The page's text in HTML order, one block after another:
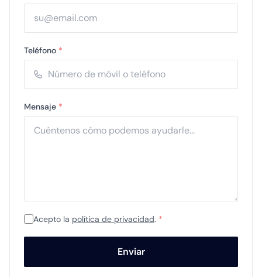
Teléfono *
Mensaje *
Acepto la política de privacidad. *
Enviar